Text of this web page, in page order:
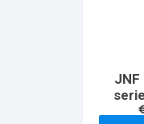
JNF